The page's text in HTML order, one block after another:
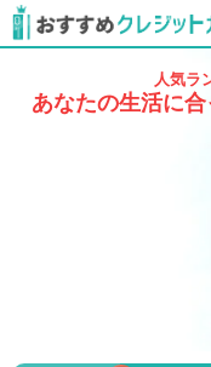
人気ラ
あなたの生活に